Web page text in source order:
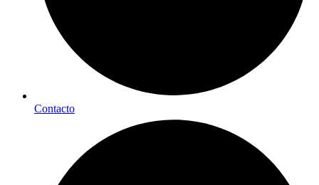
Contacto